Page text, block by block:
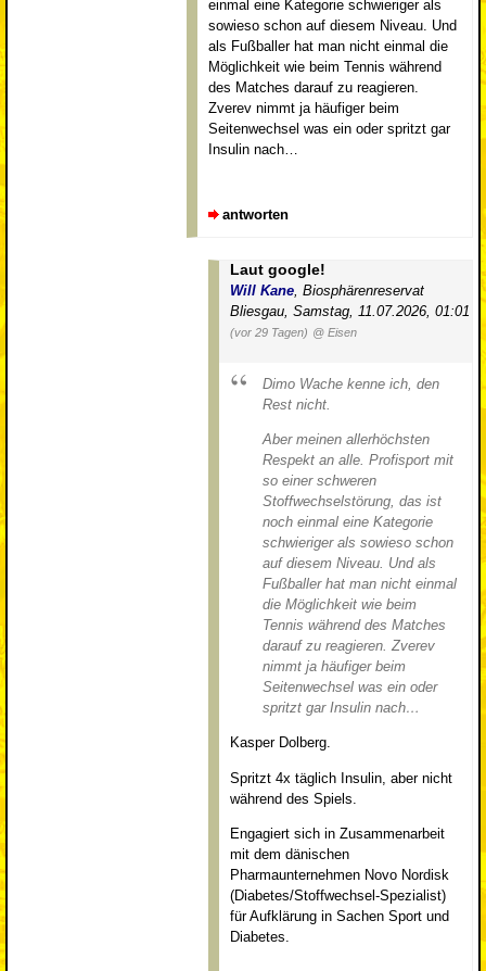
einmal eine Kategorie schwieriger als
sowieso schon auf diesem Niveau. Und
als Fußballer hat man nicht einmal die
Möglichkeit wie beim Tennis während
des Matches darauf zu reagieren.
Zverev nimmt ja häufiger beim
Seitenwechsel was ein oder spritzt gar
Insulin nach…
antworten
Laut google!
Will Kane, Biosphärenreservat
Bliesgau, Samstag, 11.07.2026, 01:01
(vor 29 Tagen) @ Eisen
Dimo Wache kenne ich, den
Rest nicht.
Aber meinen allerhöchsten
Respekt an alle. Profisport mit
so einer schweren
Stoffwechselstörung, das ist
noch einmal eine Kategorie
schwieriger als sowieso schon
auf diesem Niveau. Und als
Fußballer hat man nicht einmal
die Möglichkeit wie beim
Tennis während des Matches
darauf zu reagieren. Zverev
nimmt ja häufiger beim
Seitenwechsel was ein oder
spritzt gar Insulin nach…
Kasper Dolberg.
Spritzt 4x täglich Insulin, aber nicht
während des Spiels.
Engagiert sich in Zusammenarbeit
mit dem dänischen
Pharmaunternehmen Novo Nordisk
(Diabetes/Stoffwechsel-Spezialist)
für Aufklärung in Sachen Sport und
Diabetes.